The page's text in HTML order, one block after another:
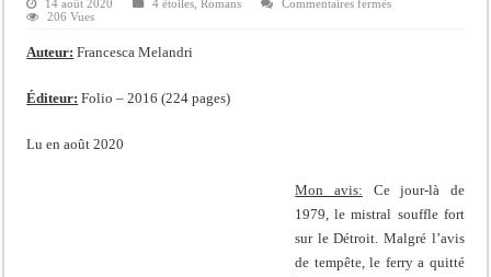
14 août 2020 4 étoiles ,Romans Commentaires fermés
206 Vues
Auteur: Francesca Melandri
Éditeur: Folio – 2016 (224 pages)
Lu en août 2020
Mon avis: Ce jour-là de
1979, le mistral souffle fort
sur le Détroit. Malgré l’avis
de tempête, le ferry a quitté